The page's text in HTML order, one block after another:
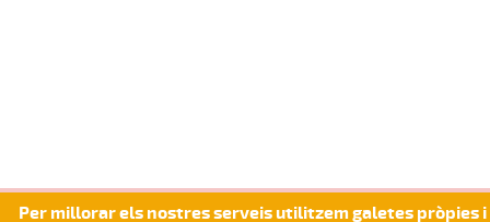
Per millorar els nostres serveis utilitzem galetes pròpies